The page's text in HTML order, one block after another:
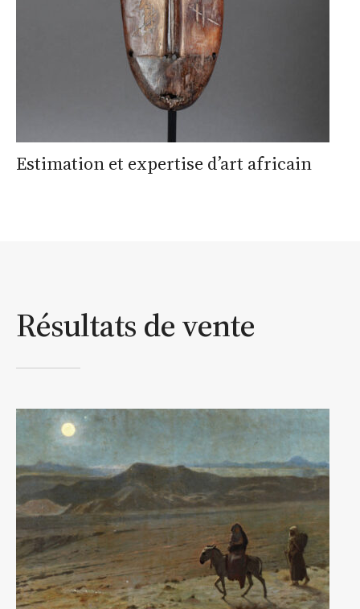
Estimation et expertise d’art africain
Résultats de vente